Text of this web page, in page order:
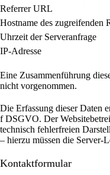
Referrer URL
Hostname des zugreifenden
Uhrzeit der Serveranfrage
IP-Adresse
Eine Zusammenführung
nicht vorgenommen.
Die Erfassung dieser Daten
f DSGVO. Der
technisch fehlerfreien
– hierzu müssen die Server-
Kontaktformular